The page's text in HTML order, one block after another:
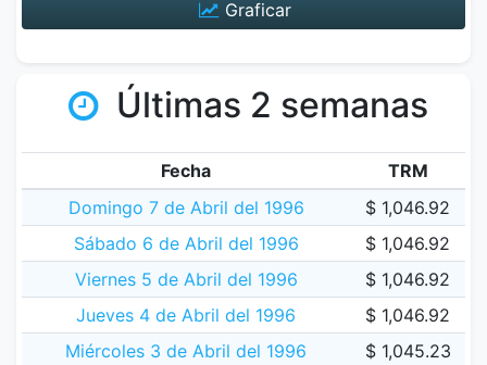
Graficar
Últimas 2 semanas
Fecha
TRM
Domingo 7 de Abril del 1996
$ 1,046.92
Sábado 6 de Abril del 1996
$ 1,046.92
Viernes 5 de Abril del 1996
$ 1,046.92
Jueves 4 de Abril del 1996
$ 1,046.92
Miércoles 3 de Abril del 1996
$ 1,045.23